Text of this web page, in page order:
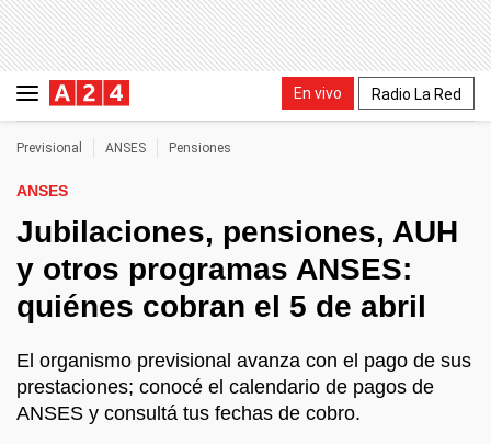
En vivo Radio La Red
Previsional ANSES Pensiones
ANSES
Jubilaciones, pensiones, AUH
y otros programas ANSES:
quiénes cobran el 5 de abril
El organismo previsional avanza con el pago de sus
prestaciones; conocé el calendario de pagos de
ANSES y consultá tus fechas de cobro.